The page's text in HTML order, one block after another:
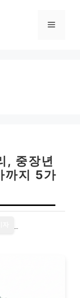
메
, 중장년
까지 5가